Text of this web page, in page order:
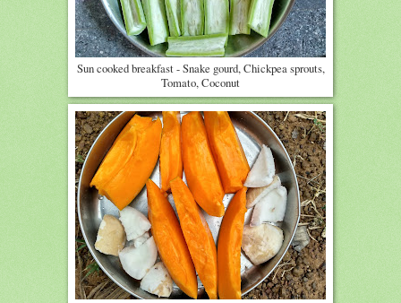
Sun cooked breakfast - Snake gourd, Chickpea sprouts,
Tomato, Coconut